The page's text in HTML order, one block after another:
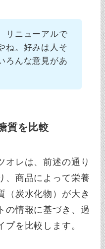
リニューアルで
ね。好みは人そ
ろんな意見があ
質を比較
オレは、前述の通り
、商品によって栄養
（炭水化物）が大き
の情報に基づき、過
を比較します。